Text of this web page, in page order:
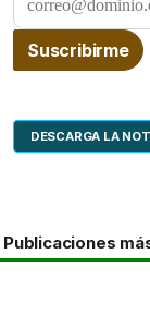
DESCARGA LA
Publicaciones